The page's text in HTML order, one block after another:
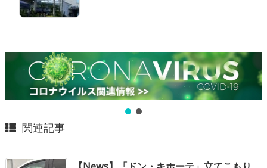
関連記事